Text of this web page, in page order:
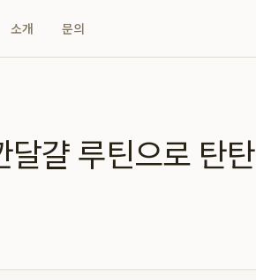
소개 문의
걀 루틴으로 탄탄